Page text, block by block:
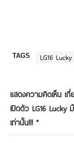
TAGS LG16 Lucky
แสดงความคิดเห็น เ
เปิดตัว LG16
เท่านั้น!!! "